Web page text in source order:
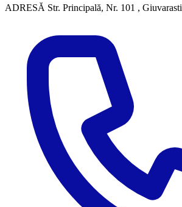
ADRESĂ Str. Principală, Nr. 101 , Giuvarasti